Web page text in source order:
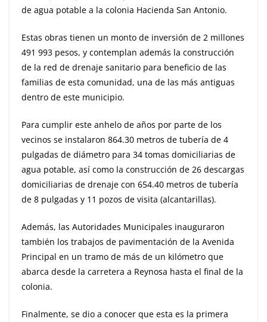
de agua potable a la colonia Hacienda San Antonio.
Estas obras tienen un monto de inversión de 2 millones
491 993 pesos, y contemplan además la construcción
de la red de drenaje sanitario para beneficio de las
familias de esta comunidad, una de las más antiguas
dentro de este municipio.
Para cumplir este anhelo de años por parte de los
vecinos se instalaron 864.30 metros de tubería de 4
pulgadas de diámetro para 34 tomas domiciliarias de
agua potable, así como la construcción de 26 descargas
domiciliarias de drenaje con 654.40 metros de tubería
de 8 pulgadas y 11 pozos de visita (alcantarillas).
Además, las Autoridades Municipales inauguraron
también los trabajos de pavimentación de la Avenida
Principal en un tramo de más de un kilómetro que
abarca desde la carretera a Reynosa hasta el final de la
colonia.
Finalmente, se dio a conocer que esta es la primera